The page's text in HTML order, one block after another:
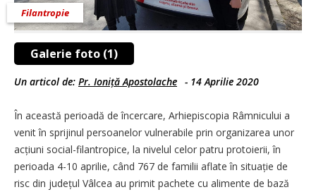
Galerie foto (1)
Filantropie
Un articol de: Pr. Ioniță Apostolache - 14 Aprilie 2020
În această perioadă de încercare, Arhiepiscopia Râmnicului a
venit în sprijinul persoanelor vulnerabile prin organizarea unor
acțiuni social-filantropice, la nivelul celor patru protoierii, în
perioada 4-10 aprilie, când 767 de familii aflate în situație de
risc din județul Vâlcea au primit pachete cu alimente de bază